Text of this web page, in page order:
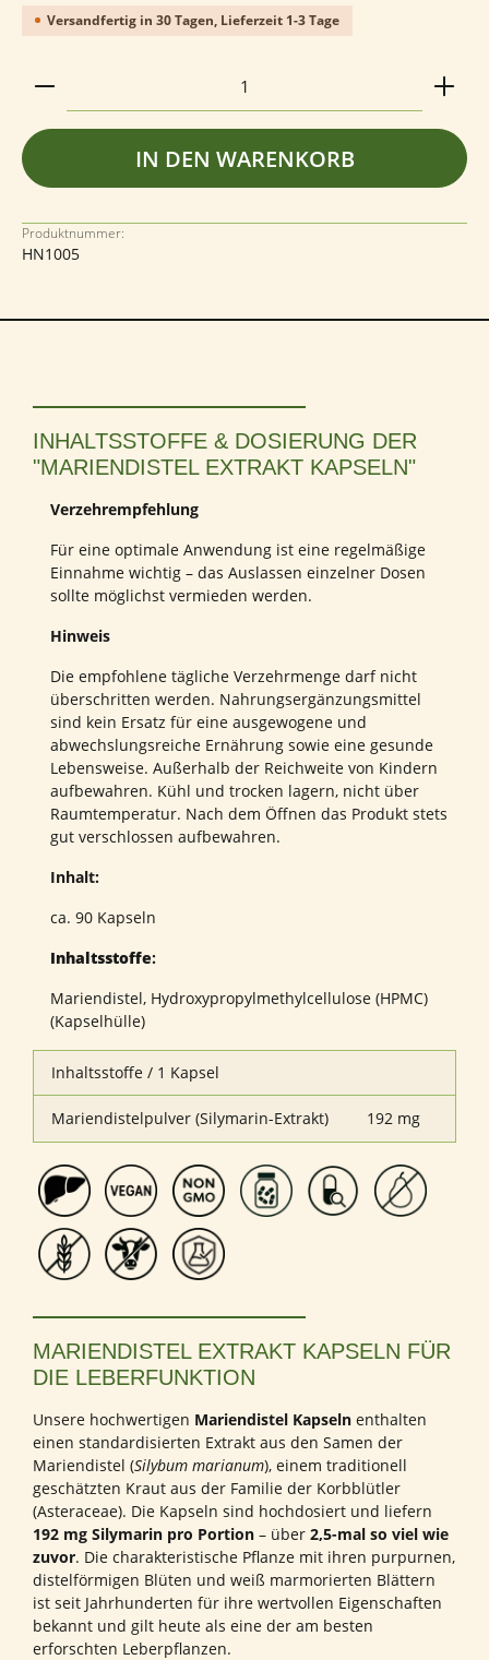
Versandfertig in 30 Tagen, Lieferzeit 1-3 Tage
Produkt Anzahl: Gib den gewünschten Wert ein
IN DEN WARENKORB
Produktnummer:
HN1005
INHALTSSTOFFE & DOSIERUNG DER
"MARIENDISTEL EXTRAKT KAPSELN"
Verzehrempfehlung
Für eine optimale Anwendung ist eine regelmäßige
Einnahme wichtig – das Auslassen einzelner Dosen
sollte möglichst vermieden werden.
Hinweis
Die empfohlene tägliche Verzehrmenge darf nicht
überschritten werden. Nahrungsergänzungsmittel
sind kein Ersatz für eine ausgewogene und
abwechslungsreiche Ernährung sowie eine gesunde
Lebensweise. Außerhalb der Reichweite von Kindern
aufbewahren. Kühl und trocken lagern, nicht über
Raumtemperatur. Nach dem Öffnen das Produkt stets
gut verschlossen aufbewahren.
Inhalt:
ca. 90 Kapseln
Inhaltsstoffe:
Mariendistel, Hydroxypropylmethylcellulose (HPMC)
(Kapselhülle)
Inhaltsstoffe / 1 Kapsel
Mariendistelpulver (Silymarin-Extrakt) 192 mg
MARIENDISTEL EXTRAKT KAPSELN FÜR
DIE LEBERFUNKTION
Unsere hochwertigen Mariendistel Kapseln enthalten
einen standardisierten Extrakt aus den Samen der
Mariendistel (Silybum marianum), einem traditionell
geschätzten Kraut aus der Familie der Korbblütler
(Asteraceae). Die Kapseln sind hochdosiert und liefern
192 mg Silymarin pro Portion – über 2,5-mal so viel wie
zuvor. Die charakteristische Pflanze mit ihren purpurnen,
distelförmigen Blüten und weiß marmorierten Blättern
ist seit Jahrhunderten für ihre wertvollen Eigenschaften
bekannt und gilt heute als eine der am besten
erforschten Leberpflanzen.